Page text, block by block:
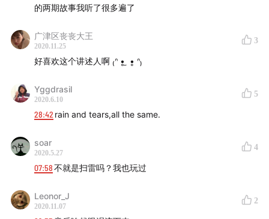
/BGM List/
01. StoryFM Main Theme – 彭寒（片头曲）
03. Oh Phnom Penh! – Cheam Chansovannary（排雷
30年）
05. The Future In Valley – 彭寒（67号公路与孩子）
07. Rainy Night – Sinn Sisamouth（片尾曲）
的两期故事我听了很多遍了
广津区丧丧大王
2020.11.25
3
好喜欢这个讲述人啊 ₍ᐢ •̥ ̫ •̥ ᐢ₎
Yggdrasil
2020.6.10
5
28:42 rain and tears,all the same.
soar
2020.5.27
4
07:58不就是扫雷吗？我也玩过
Leonor_J
2020.11.07
2